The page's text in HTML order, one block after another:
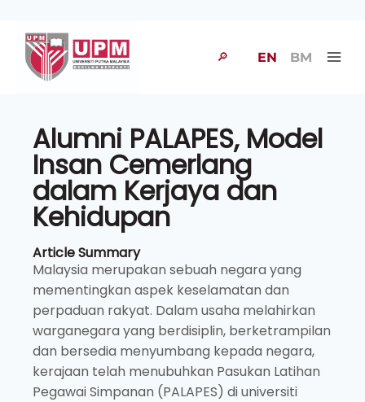
🔎 EN BM
Alumni PALAPES, Model
Insan Cemerlang
dalam Kerjaya dan
Kehidupan
Article Summary
Malaysia merupakan sebuah negara yang
mementingkan aspek keselamatan dan
perpaduan rakyat. Dalam usaha melahirkan
warganegara yang berdisiplin, berketrampilan
dan bersedia menyumbang kepada negara,
kerajaan telah menubuhkan Pasukan Latihan
Pegawai Simpanan (PALAPES) di universiti